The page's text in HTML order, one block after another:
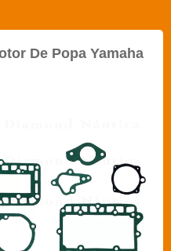
De Popa Yamaha